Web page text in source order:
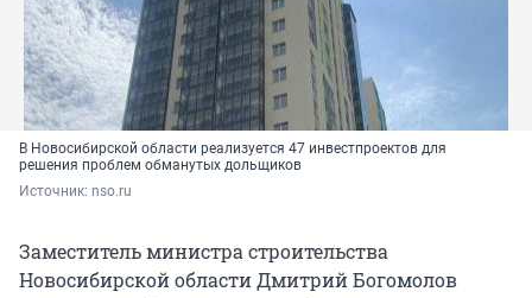
В Новосибирской области реализуется 47 инвестпроектов для
решения проблем обманутых дольщиков
Источник: nso.ru
Заместитель министра строительства
Новосибирской области Дмитрий Богомолов